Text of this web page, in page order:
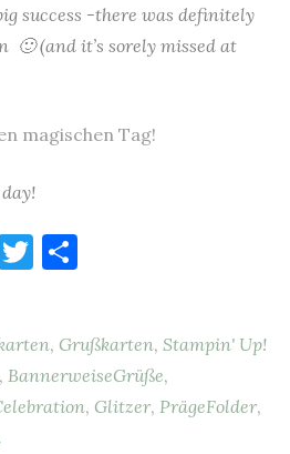
success -there was definitely
🙂 (and it’s sorely missed at
magischen Tag!
T
te
r
n
, Grußkarten, Stampin' Up!
, BannerweiseGrüße,
, Glitzer, PrägeFolder,